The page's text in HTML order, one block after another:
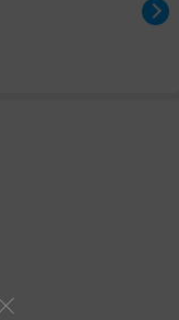
、エサは与えられて
連絡をしてくれたも